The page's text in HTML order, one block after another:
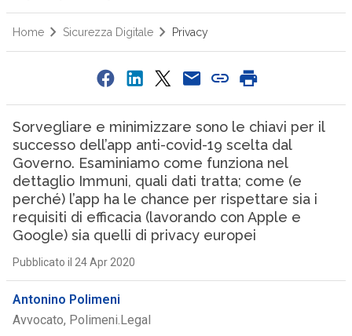
Home Sicurezza Digitale Privacy
Sorvegliare e minimizzare sono le chiavi per il
successo dell’app anti-covid-19 scelta dal
Governo. Esaminiamo come funziona nel
dettaglio Immuni, quali dati tratta; come (e
perché) l’app ha le chance per rispettare sia i
requisiti di efficacia (lavorando con Apple e
Google) sia quelli di privacy europei
Pubblicato il 24 Apr 2020
Antonino Polimeni
Avvocato, Polimeni.Legal